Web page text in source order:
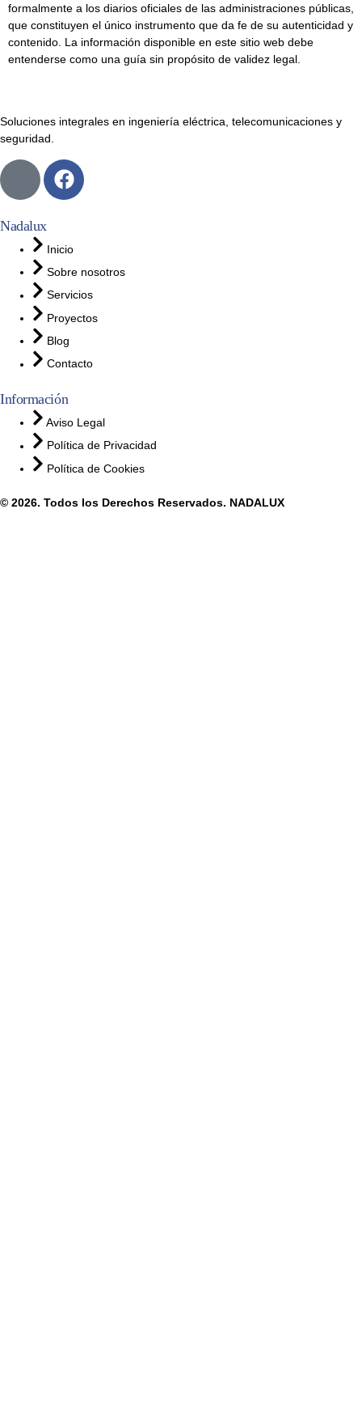
formalmente a los diarios oficiales de las administraciones públicas,
que constituyen el único instrumento que da fe de su autenticidad y
contenido. La información disponible en este sitio web debe
entenderse como una guía sin propósito de validez legal.
Soluciones integrales en ingeniería eléctrica, telecomunicaciones y
seguridad.
Nadalux
Inicio
Sobre nosotros
Servicios
Proyectos
Blog
Contacto
Información
Aviso Legal
Política de Privacidad
Política de Cookies
© 2026. Todos los Derechos Reservados. NADALUX